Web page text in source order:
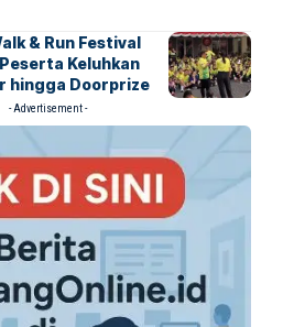
& Run Festival
Keluhkan
hingga Doorprize
- Advertisement -